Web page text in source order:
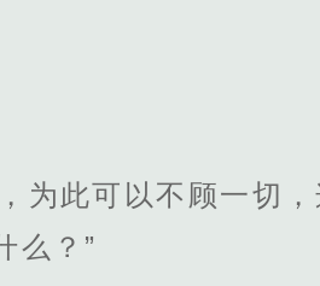
为此可以不顾一切
么？”